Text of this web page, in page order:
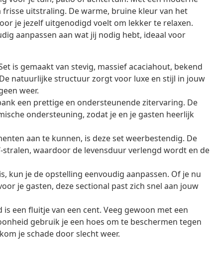
uitstraling. De warme, bruine kleur van het
je jezelf uitgenodigd voelt om lekker te relaxen.
aanpassen aan wat jij nodig hebt, ideaal voor
is gemaakt van stevig, massief acaciahout, bekend
natuurlijke structuur zorgt voor luxe en stijl in jouw
weer.
een prettige en ondersteunende zitervaring. De
ondersteuning, zodat je en je gasten heerlijk
aan te kunnen, is deze set weerbestendig. De
waardoor de levensduur verlengd wordt en de
kun je de opstelling eenvoudig aanpassen. Of je nu
je gasten, deze sectional past zich snel aan jouw
een fluitje van een cent. Veeg gewoon met een
gebruik je een hoes om te beschermen tegen
je schade door slecht weer.